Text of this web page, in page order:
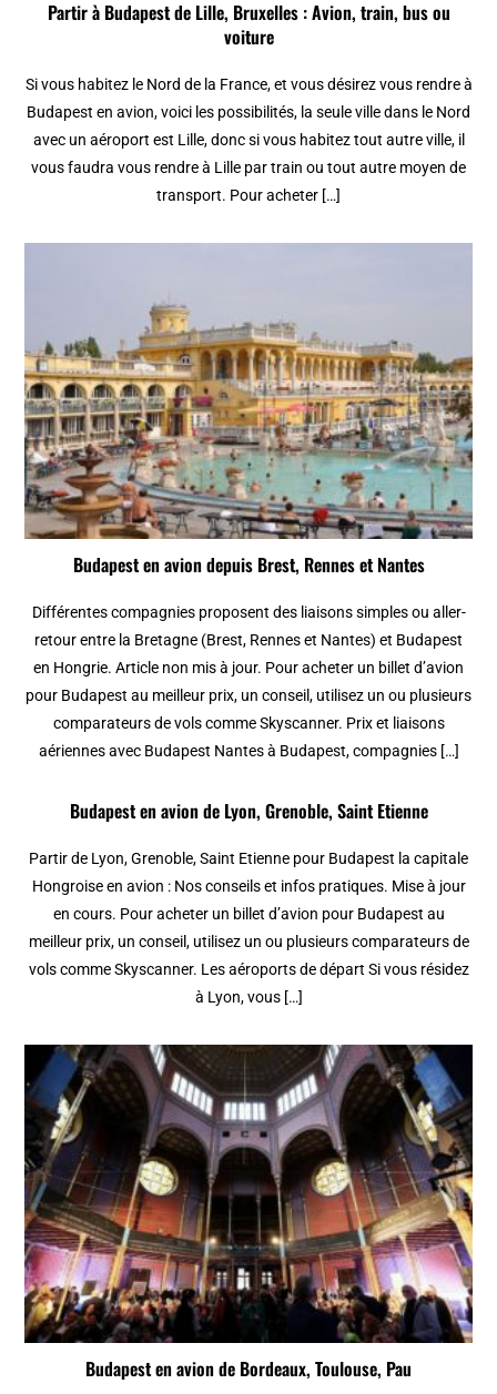
Partir à Budapest de Lille, Bruxelles : Avion, train, bus ou
voiture
Si vous habitez le Nord de la France, et vous désirez vous rendre à
Budapest en avion, voici les possibilités, la seule ville dans le Nord
avec un aéroport est Lille, donc si vous habitez tout autre ville, il
vous faudra vous rendre à Lille par train ou tout autre moyen de
transport. Pour acheter […]
Budapest en avion depuis Brest, Rennes et Nantes
Différentes compagnies proposent des liaisons simples ou aller-
retour entre la Bretagne (Brest, Rennes et Nantes) et Budapest
en Hongrie. Article non mis à jour. Pour acheter un billet d’avion
pour Budapest au meilleur prix, un conseil, utilisez un ou plusieurs
comparateurs de vols comme Skyscanner. Prix et liaisons
aériennes avec Budapest Nantes à Budapest, compagnies […]
Budapest en avion de Lyon, Grenoble, Saint Etienne
Partir de Lyon, Grenoble, Saint Etienne pour Budapest la capitale
Hongroise en avion : Nos conseils et infos pratiques. Mise à jour
en cours. Pour acheter un billet d’avion pour Budapest au
meilleur prix, un conseil, utilisez un ou plusieurs comparateurs de
vols comme Skyscanner. Les aéroports de départ Si vous résidez
à Lyon, vous […]
Budapest en avion de Bordeaux, Toulouse, Pau